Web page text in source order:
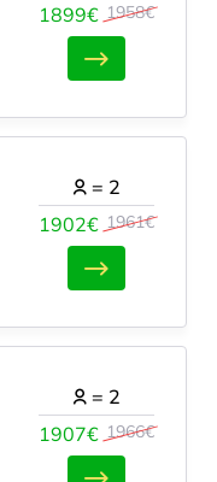
1899€ 1958€
1902€ 1961€
= 2
1907€ 1966€
= 2